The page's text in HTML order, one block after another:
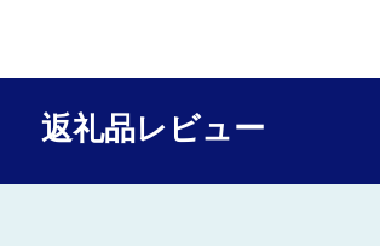
返礼品レビュー